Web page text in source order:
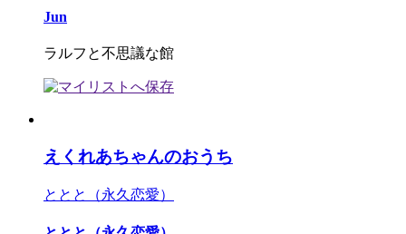
Jun
ラルフと不思議な館
えくれあちゃんのおうち
ととと（永久恋愛）